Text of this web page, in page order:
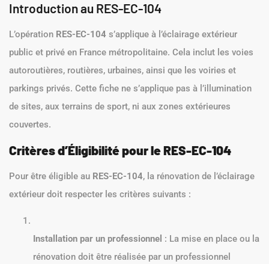
Introduction au RES-EC-104
L’opération RES-EC-104 s’applique à l’éclairage extérieur
public et privé en France métropolitaine. Cela inclut les voies
autoroutières, routières, urbaines, ainsi que les voiries et
parkings privés. Cette fiche ne s’applique pas à l’illumination
de sites, aux terrains de sport, ni aux zones extérieures
couvertes.
Critères d’Éligibilité pour le RES-EC-104
Pour être éligible au RES-EC-104, la rénovation de l’éclairage
extérieur doit respecter les critères suivants :
Installation par un professionnel : La mise en place ou la
rénovation doit être réalisée par un professionnel